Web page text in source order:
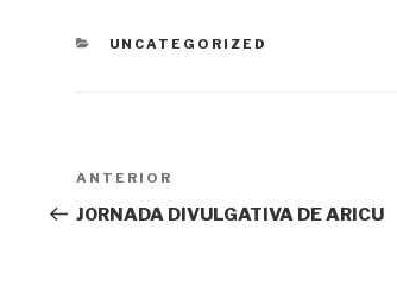
CATEGORÍAS
UNCATEGORIZED
Navegación
de
Entrada
anterior:
ANTERIOR
JORNADA DIVULGATIVA DE ARICU